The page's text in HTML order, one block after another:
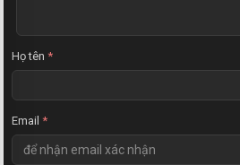
Họ tên *
Email *